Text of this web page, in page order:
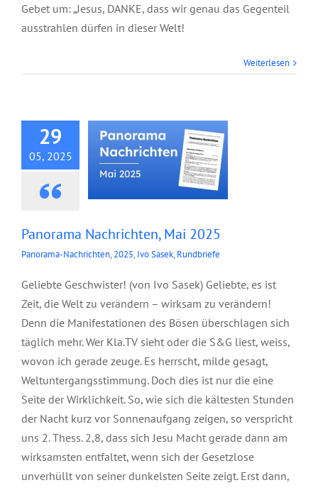
Gebet um: „Jesus, DANKE, dass wir genau das Gegenteil
ausstrahlen dürfen in dieser Welt!
Weiterlesen
29
05, 2025
Panorama Nachrichten, Mai 2025
Panorama-Nachrichten, 2025, Ivo Sasek, Rundbriefe
Geliebte Geschwister! (von Ivo Sasek) Geliebte, es ist
Zeit, die Welt zu verändern – wirksam zu verändern!
Denn die Manifestationen des Bösen überschlagen sich
täglich mehr. Wer Kla.TV sieht oder die S&G liest, weiss,
wovon ich gerade zeuge. Es herrscht, milde gesagt,
Weltuntergangsstimmung. Doch dies ist nur die eine
Seite der Wirklichkeit. So, wie sich die kältesten Stunden
der Nacht kurz vor Sonnenaufgang zeigen, so verspricht
uns 2. Thess. 2,8, dass sich Jesu Macht gerade dann am
wirksamsten entfaltet, wenn sich der Gesetzlose
unverhüllt von seiner dunkelsten Seite zeigt. Erst dann,